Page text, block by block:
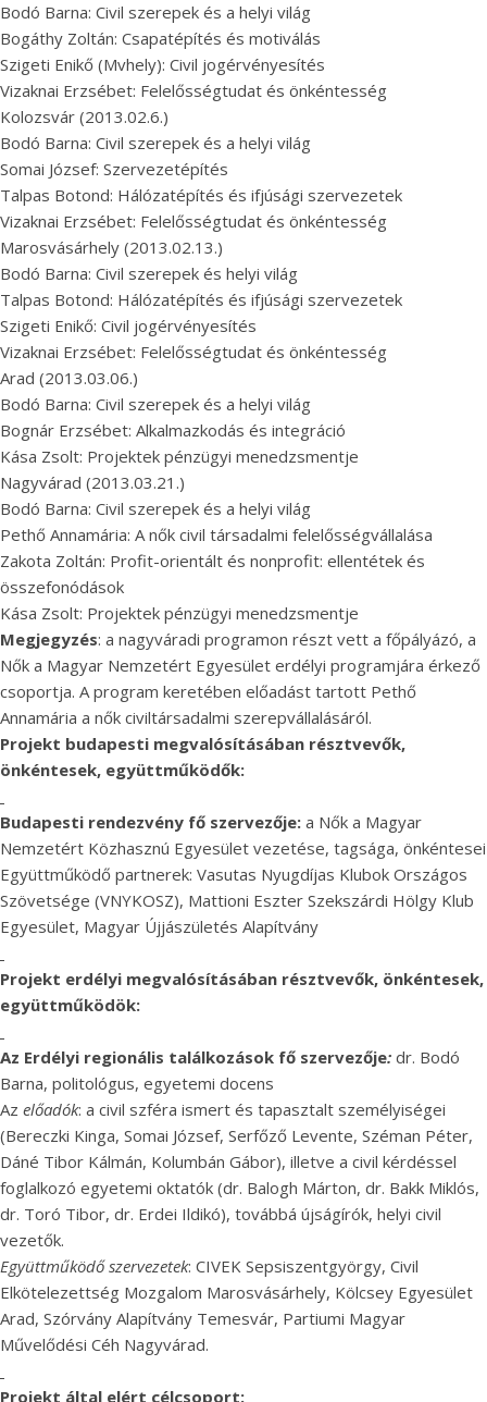
Bodó Barna: Civil szerepek és a helyi világ
Bogáthy Zoltán: Csapatépítés és motiválás
Szigeti Enikő (Mvhely): Civil jogérvényesítés
Vizaknai Erzsébet: Felelősségtudat és önkéntesség
Kolozsvár (2013.02.6.)
Bodó Barna: Civil szerepek és a helyi világ
Somai József: Szervezetépítés
Talpas Botond: Hálózatépítés és ifjúsági szervezetek
Vizaknai Erzsébet: Felelősségtudat és önkéntesség
Marosvásárhely (2013.02.13.)
Bodó Barna: Civil szerepek és helyi világ
Talpas Botond: Hálózatépítés és ifjúsági szervezetek
Szigeti Enikő: Civil jogérvényesítés
Vizaknai Erzsébet: Felelősségtudat és önkéntesség
Arad (2013.03.06.)
Bodó Barna: Civil szerepek és a helyi világ
Bognár Erzsébet: Alkalmazkodás és integráció
Kása Zsolt: Projektek pénzügyi menedzsmentje
Nagyvárad (2013.03.21.)
Bodó Barna: Civil szerepek és a helyi világ
Pethő Annamária: A nők civil társadalmi felelősségvállalása
Zakota Zoltán: Profit-orientált és nonprofit: ellentétek és
összefonódások
Kása Zsolt: Projektek pénzügyi menedzsmentje
Megjegyzés: a nagyváradi programon részt vett a főpályázó, a
Nők a Magyar Nemzetért Egyesület erdélyi programjára érkező
csoportja. A program keretében előadást tartott Pethő
Annamária a nők civiltársadalmi szerepvállalásáról.
Projekt budapesti megvalósításában résztvevők,
önkéntesek, együttműködők:
Budapesti rendezvény fő szervezője: a Nők a Magyar
Nemzetért Közhasznú Egyesület vezetése, tagsága, önkéntesei
Együttműködő partnerek: Vasutas Nyugdíjas Klubok Országos
Szövetsége (VNYKOSZ), Mattioni Eszter Szekszárdi Hölgy Klub
Egyesület, Magyar Újjászületés Alapítvány
Projekt erdélyi megvalósításában résztvevők, önkéntesek,
együttműködök:
Az Erdélyi regionális találkozások fő szervezője: dr. Bodó
Barna, politológus, egyetemi docens
Az előadók: a civil szféra ismert és tapasztalt személyiségei
(Bereczki Kinga, Somai József, Serfőző Levente, Széman Péter,
Dáné Tibor Kálmán, Kolumbán Gábor), illetve a civil kérdéssel
foglalkozó egyetemi oktatók (dr. Balogh Márton, dr. Bakk Miklós,
dr. Toró Tibor, dr. Erdei Ildikó), továbbá újságírók, helyi civil
vezetők.
Együttműködő szervezetek: CIVEK Sepsiszentgyörgy, Civil
Elkötelezettség Mozgalom Marosvásárhely, Kölcsey Egyesület
Arad, Szórvány Alapítvány Temesvár, Partiumi Magyar
Művelődési Céh Nagyvárad.
Projekt által elért célcsoport: